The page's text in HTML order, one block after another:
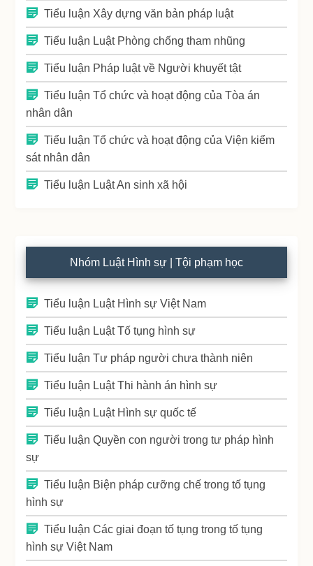
Tiểu luận Xây dựng văn bản pháp luật
Tiểu luận Luật Phòng chống tham nhũng
Tiểu luận Pháp luật về Người khuyết tật
Tiểu luận Tổ chức và hoạt động của Tòa án
nhân dân
Tiểu luận Tổ chức và hoạt động của Viện kiểm
sát nhân dân
Tiểu luận Luật An sinh xã hội
Nhóm Luật Hình sự | Tội phạm học
Tiểu luận Luật Hình sự Việt Nam
Tiểu luận Luật Tố tụng hình sự
Tiểu luận Tư pháp người chưa thành niên
Tiểu luận Luật Thi hành án hình sự
Tiểu luận Luật Hình sự quốc tế
Tiểu luận Quyền con người trong tư pháp hình
sự
Tiểu luận Biện pháp cưỡng chế trong tố tụng
hình sự
Tiểu luận Các giai đoạn tố tụng trong tố tụng
hình sự Việt Nam